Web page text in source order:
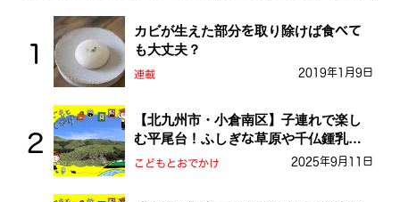
カビが生えた部分を取り除けば食べて
も大丈夫？
連載 2019年1月9日
【北九州市・小倉南区】子連れで楽し
む平尾台！ふしぎな草原や千仏鍾乳洞
を探検しよう！
こどもとおでかけ 2025年9月11日